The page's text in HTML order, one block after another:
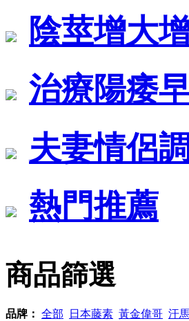
陰莖增大
治療陽痿
夫妻情侶
熱門推薦
商品篩選
品牌： 全部 日本藤素 黃金偉哥 汗